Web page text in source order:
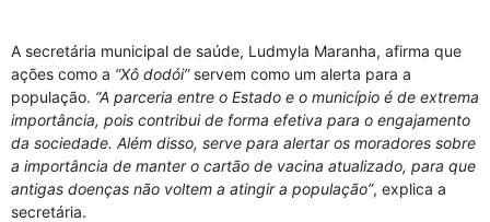
A secretária municipal de saúde, Ludmyla Maranha, afirma que
ações como a “Xô dodói”servem como um alerta para a
população. “A parceria entre o Estado e o município é de extrema
importância, pois contribui de forma efetiva para o engajamento
da sociedade. Além disso, serve para alertar os moradores sobre
a importância de manter o cartão de vacina atualizado, para que
antigas doenças não voltem a atingir a população”, explica a
secretária.